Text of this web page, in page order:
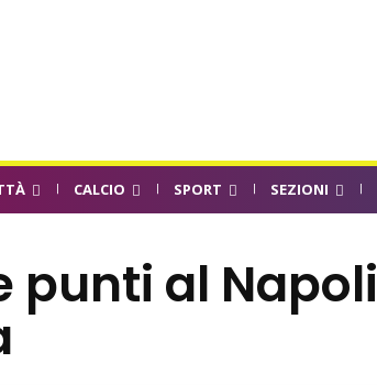
CALCIO SPORT SEZIONI
punti al Napoli